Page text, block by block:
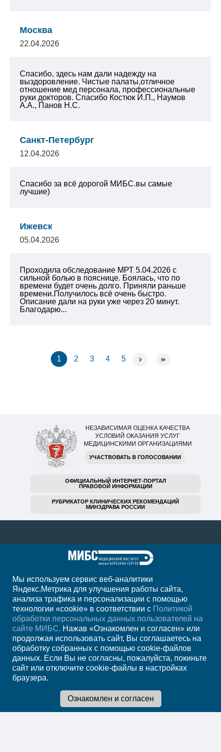
Москва
22.04.2026
Спасибо, здесь нам дали надежду на
выздоровление. Чистые палаты,отличное
отношение мед персонала, профессиональные
руки докторов. Спасибо Костюк И.П., Наумов
А.А., Панов Н.С.
Санкт-Петербург
12.04.2026
Спасибо за всё дорогой МИБС.вы самые
лучшие)
Ижевск
05.04.2026
Проходила обследование МРТ 5.04.2026 с
сильной болью в пояснице. Боялась, что по
времени будет очень долго. Приняли раньше
времени.Получилось всё очень быстро.
Описание дали на руки уже через 20 минут.
Благодарю...
1 2 3 4 5
НЕЗАВИСИМАЯ ОЦЕНКА КАЧЕСТВА
УСЛОВИЙ ОКАЗАНИЯ УСЛУГ
МЕДИЦИНСКИМИ ОРГАНИЗАЦИЯМИ
УЧАСТВОВАТЬ В ГОЛОСОВАНИИ
ОФИЦИАЛЬНЫЙ ИНТЕРНЕТ-ПОРТАЛ
ПРАВОВОЙ ИНФОРМАЦИИ
РУБРИКАТОР КЛИНИЧЕСКИХ РЕКОМЕНДАЦИЙ
МИНЗДРАВА РОССИИ
+7 (347) 246-03-35
РегионУфа
Записаться на
прием
Мы используем сервис веб-аналитики
Яндекс.Метрика для улучшения работы сайта,
анализа трафика и персонализации с помощью
технологии «cookie» в соответствии с Политикой
обработки персональных данных пользователей на
сайте МИБС. Нажав «Ознакомлен и согласен» или
продолжая использовать сайт, Вы соглашаетесь на
обработку собранных с помощью cookie-файлов
данных. Если Вы не согласны, пожалуйста, покиньте
сайт или отключите cookie-файлы в настройках
браузера.